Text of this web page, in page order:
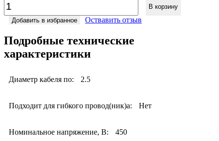
В корзину
Добавить в избранное
Оствавить отзыв
Подробные технические
характеристики
Диаметр кабеля по: 2.5
Подходит для гибкого провод(ник)а: Нет
Номинальное напряжение, В: 450